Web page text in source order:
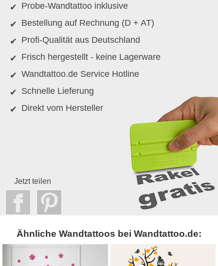
Probe-Wandtattoo inklusive
Bestellung auf Rechnung (D + AT)
Profi-Qualität aus Deutschland
Frisch hergestellt - keine Lagerware
Wandtattoo.de Service Hotline
Schnelle Lieferung
Direkt vom Hersteller
Jetzt teilen
Ähnliche Wandtattoos bei Wandtattoo.de: